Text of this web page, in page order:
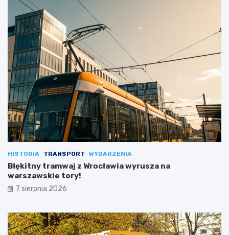
HISTORIA TRANSPORT WYDARZENIA
Błękitny tramwaj z Wrocławia wyrusza na
warszawskie tory!
7 sierpnia 2026